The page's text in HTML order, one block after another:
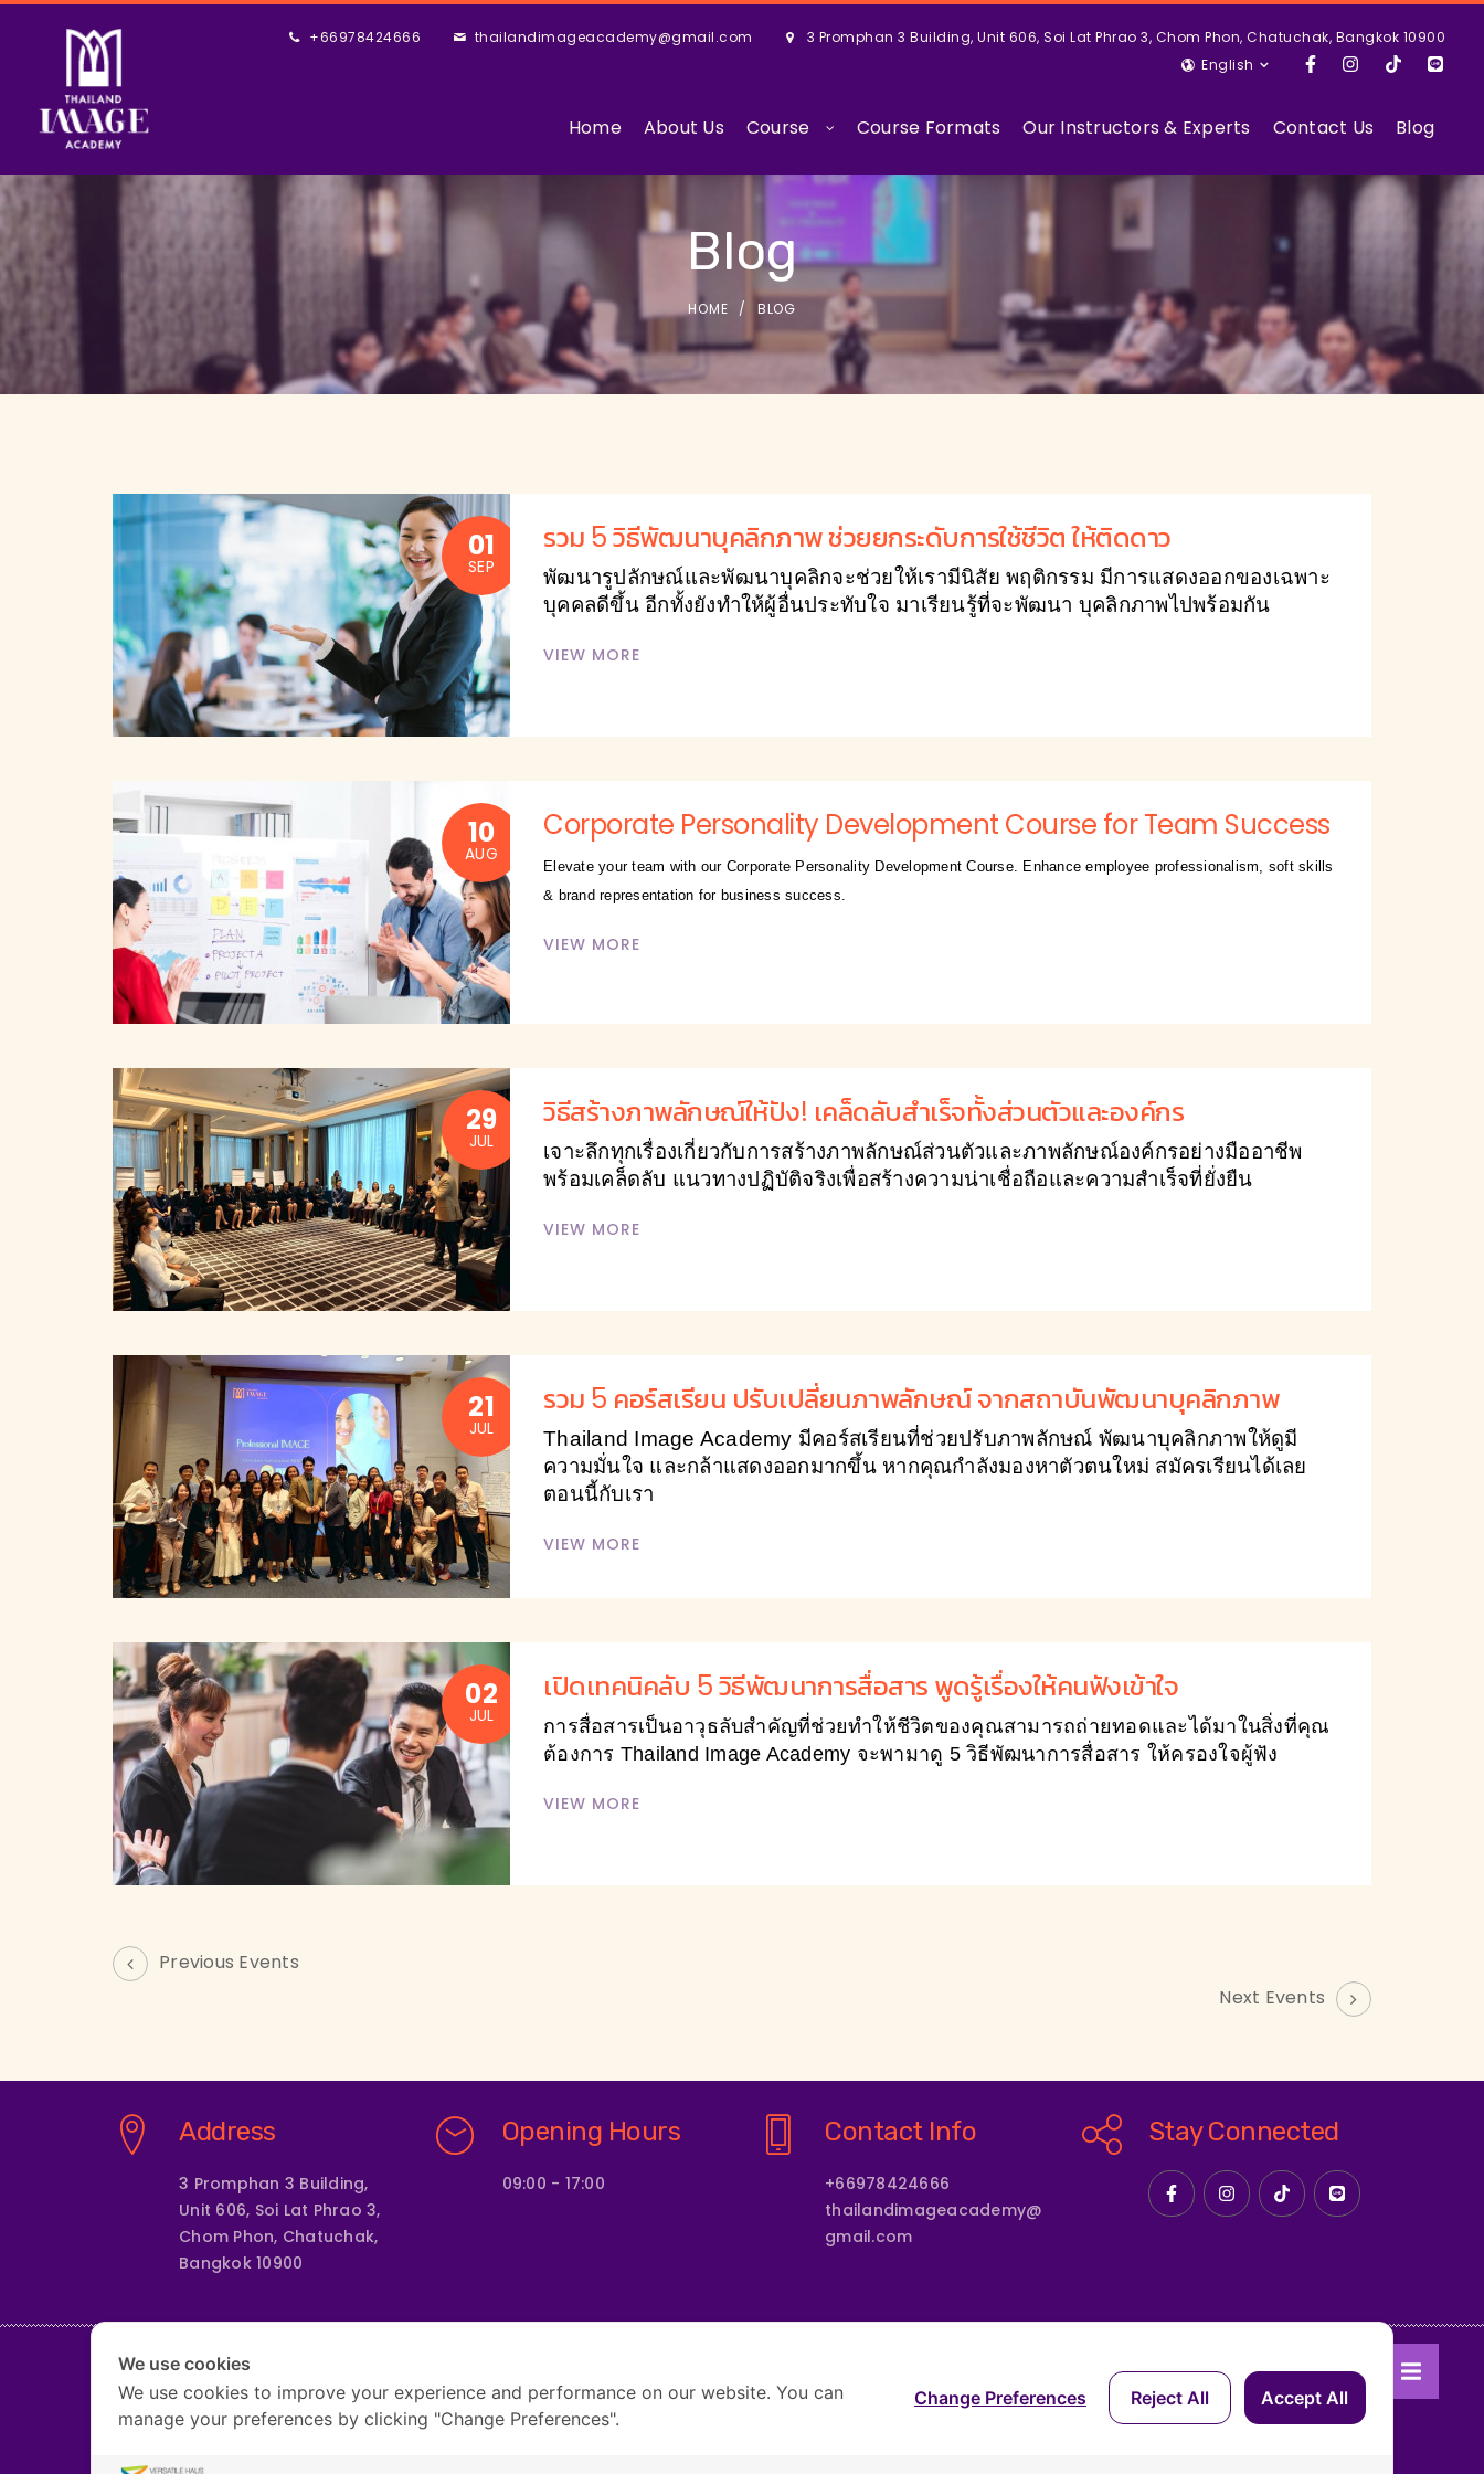
+66978424666 thailandimageacademy@gmail.com
3 Promphan 3 Building, Unit 606, Soi Lat Phrao 3, Chom Phon, Chatuchak, Bangkok 10900
English
Home About Us Course Course Formats Our Instructors & Experts Contact Us Blog
Blog
HOME BLOG
01
SEP
รวม 5 วิธีพัฒนาบุคลิกภาพ ช่วยยกระดับการใช้ชีวิต ให้ติดดาว
พัฒนารูปลักษณ์และพัฒนาบุคลิกจะช่วยให้เรามีนิสัย พฤติกรรม มีการแสดงออกของเฉพาะ
บุคคลดีขึ้น อีกทั้งยังทำให้ผู้อื่นประทับใจ มาเรียนรู้ที่จะพัฒนา บุคลิกภาพไปพร้อมกัน
VIEW MORE
10
AUG
Corporate Personality Development Course for Team Success
Elevate your team with our Corporate Personality Development Course. Enhance employee professionalism, soft skills
& brand representation for business success.
VIEW MORE
29
JUL
วิธีสร้างภาพลักษณ์ให้ปัง! เคล็ดลับสำเร็จทั้งส่วนตัวและองค์กร
เจาะลึกทุกเรื่องเกี่ยวกับการสร้างภาพลักษณ์ส่วนตัวและภาพลักษณ์องค์กรอย่างมืออาชีพ
พร้อมเคล็ดลับ แนวทางปฏิบัติจริงเพื่อสร้างความน่าเชื่อถือและความสำเร็จที่ยั่งยืน
VIEW MORE
21
JUL
รวม 5 คอร์สเรียน ปรับเปลี่ยนภาพลักษณ์ จากสถาบันพัฒนาบุคลิกภาพ
Thailand Image Academy มีคอร์สเรียนที่ช่วยปรับภาพลักษณ์ พัฒนาบุคลิกภาพให้ดูมี
ความมั่นใจ และกล้าแสดงออกมากขึ้น หากคุณกำลังมองหาตัวตนใหม่ สมัครเรียนได้เลย
ตอนนี้กับเรา
VIEW MORE
02
JUL
เปิดเทคนิคลับ 5 วิธีพัฒนาการสื่อสาร พูดรู้เรื่องให้คนฟังเข้าใจ
การสื่อสารเป็นอาวุธลับสำคัญที่ช่วยทำให้ชีวิตของคุณสามารถถ่ายทอดและได้มาในสิ่งที่คุณ
ต้องการ Thailand Image Academy จะพามาดู 5 วิธีพัฒนาการสื่อสาร ให้ครองใจผู้ฟัง
VIEW MORE
Previous Events
Next Events
Address
3 Promphan 3 Building,
Unit 606, Soi Lat Phrao 3,
Chom Phon, Chatuchak,
Bangkok 10900
Opening Hours
09:00 - 17:00
Contact Info
+66978424666
thailandimageacademy@
gmail.com
Stay Connected
HOME ABOUT US COURSE COURSE FORMATS OUR INSTRUCTORS & EXPERTS CONTACT US BLOG
We use cookies
We use cookies to improve your experience and performance on our website. You can
manage your preferences by clicking "Change Preferences".
Reject All Accept All
Change Preferences